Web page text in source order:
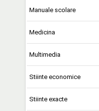
Manuale scolare
Medicina
Multimedia
Stiinte economice
Stiinte exacte